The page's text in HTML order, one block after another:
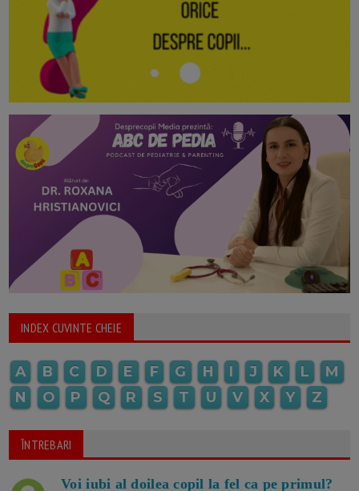
INDEX CUVINTE CHEIE
A B C D E F G H I J K L
M
N
O P Q R S T U V X Y Z
ÎNTREBARI
Voi iubi al doilea copil la fel ca pe primul?